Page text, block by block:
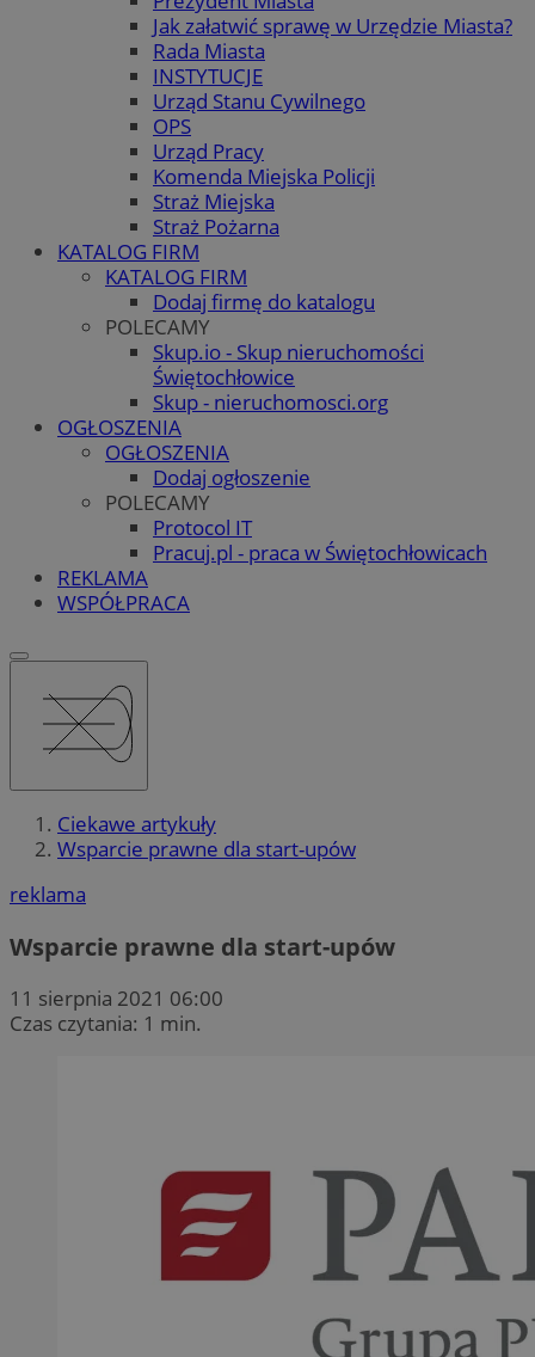
Jak załatwić sprawę w Urzędzie Miasta?
Rada Miasta
INSTYTUCJE
Urząd Stanu Cywilnego
OPS
Urząd Pracy
Komenda Miejska Policji
Straż Miejska
Straż Pożarna
KATALOG FIRM
KATALOG FIRM
Dodaj firmę do katalogu
POLECAMY
Skup.io - Skup nieruchomości
Świętochłowice
Skup - nieruchomosci.org
OGŁOSZENIA
OGŁOSZENIA
Dodaj ogłoszenie
POLECAMY
Protocol IT
Pracuj.pl - praca w Świętochłowicach
REKLAMA
WSPÓŁPRACA
Ciekawe artykuły
Wsparcie prawne dla start-upów
reklama
Wsparcie prawne dla start-upów
11 sierpnia 2021 06:00
Czas czytania: 1 min.